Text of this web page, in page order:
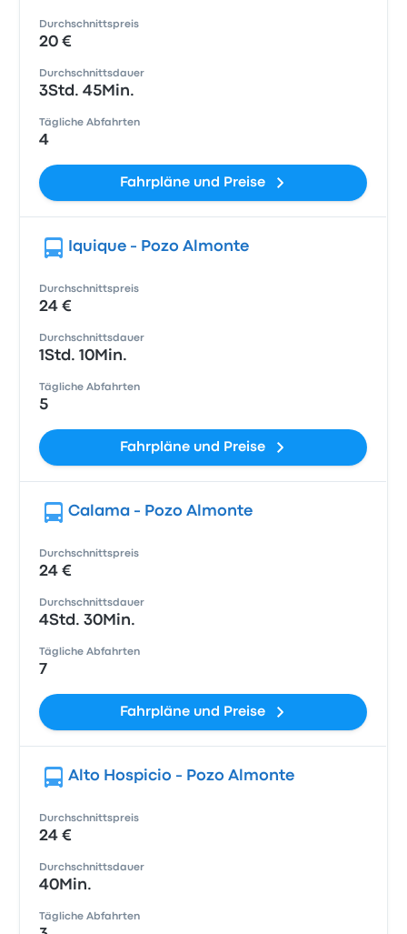
Durchschnittspreis
20 €
Durchschnittsdauer
3Std. 45Min.
Tägliche Abfahrten
4
Fahrpläne und Preise
Iquique - Pozo Almonte
Durchschnittspreis
24 €
Durchschnittsdauer
1Std. 10Min.
Tägliche Abfahrten
5
Fahrpläne und Preise
Calama - Pozo Almonte
Durchschnittspreis
24 €
Durchschnittsdauer
4Std. 30Min.
Tägliche Abfahrten
7
Fahrpläne und Preise
Alto Hospicio - Pozo Almonte
Durchschnittspreis
24 €
Durchschnittsdauer
40Min.
Tägliche Abfahrten